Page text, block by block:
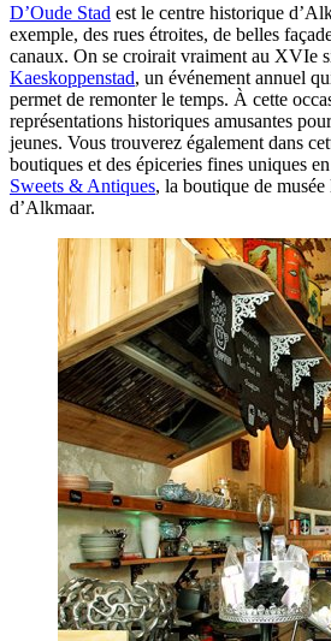
D’Oude Stad est le centre historique
exemple, des rues étroites, de belles
canaux. On se croirait vraiment au XVIe
Kaeskoppenstad, un événement annuel
permet de remonter le temps. À cette
représentations historiques amusantes
jeunes. Vous trouverez également dans
boutiques et des épiceries fines uniques
Sweets & Antiques, la boutique de
d’Alkmaar.